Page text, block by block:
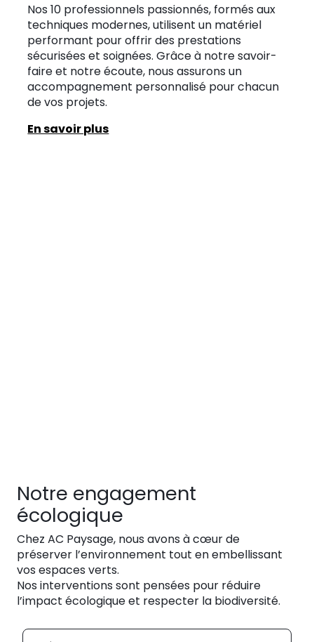
Nos 10 professionnels passionnés, formés aux
techniques modernes, utilisent un matériel
performant pour offrir des prestations
sécurisées et soignées. Grâce à notre savoir-
faire et notre écoute, nous assurons un
accompagnement personnalisé pour chacun
de vos projets.
En savoir plus
Notre engagement
écologique
Chez AC Paysage, nous avons à cœur de
préserver l’environnement tout en embellissant
vos espaces verts.
Nos interventions sont pensées pour réduire
l’impact écologique et respecter la biodiversité.